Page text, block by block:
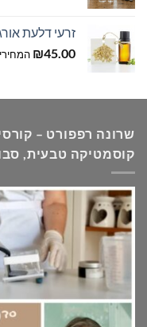
זרעי דלעת
₪45.00
שרונה רפפורט –
קוסמטיקה טבעית,